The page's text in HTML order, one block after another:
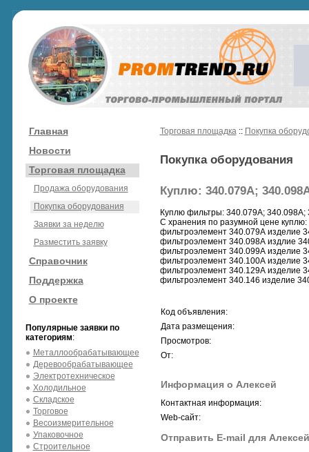
Главная
Новости
Торговая площадка
Продажа оборудования
Покупка оборудования
Заявки за неделю
Разместить заявку
Справочник
Поддержка
О проекте
Популярные заявки по
категориям:
Металлообрабатывающее
Деревообрабатывающее
Электротехническое
Холодильное
Складское
Торговое
Весоизмерительное
Упаковочное
Строительное
Торговая площадка:: Покупка
Покупка оборудования
Куплю: 340.079А;
Куплю фильтры: 340.079А;
С хранения по разумной цене куплю:
фильтроэлемент 340.079А изделие
фильтроэлемент 340.098А издлие
фильтроэлемент 340.099А изделие
фильтроэлемент 340.100А изделие
фильтроэлемент 340.129А изделие
фильтроэлемент 340.146 изделие
Код объявления:
Дата размещения:
Просмотров:
От:
Информация о Алексей
Контактная информация:
Web-сайт:
Отправить E-mail для Алексей